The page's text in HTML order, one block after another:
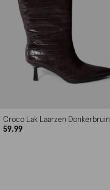
Croco Lak Laarzen Donkerbruin
59.99